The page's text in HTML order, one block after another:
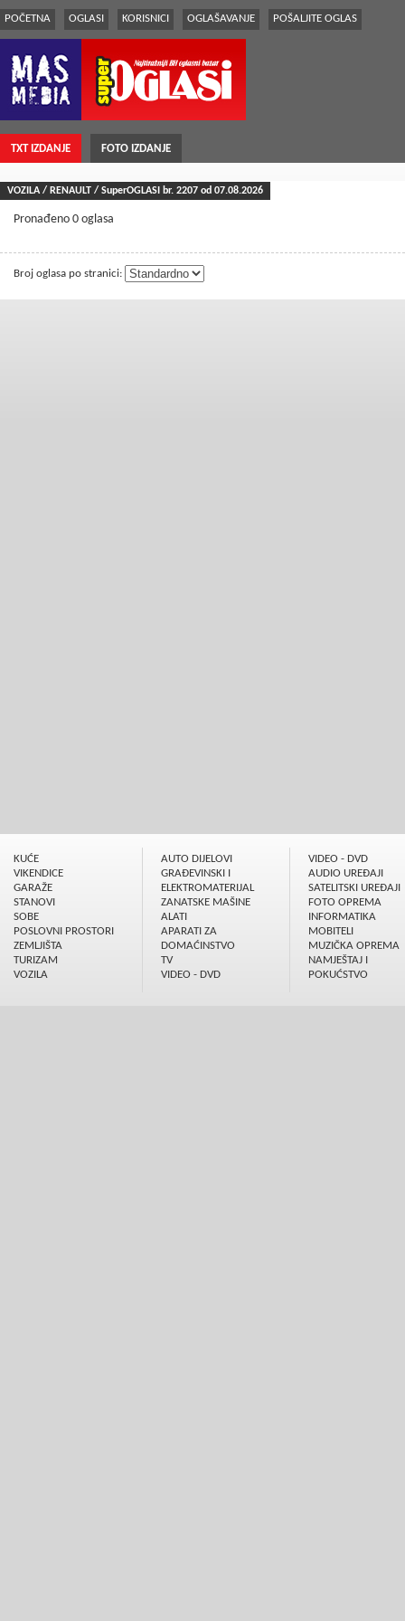
POČETNA OGLASI KORISNICI OGLAŠAVANJE POŠALJITE OGLAS
TXT IZDANJE FOTO IZDANJE
VOZILA / RENAULT / SuperOGLASI br. 2207 od 07.08.2026
Pronađeno 0 oglasa
Broj oglasa po stranici:
KUĆE
VIKENDICE
GARAŽE
STANOVI
SOBE
POSLOVNI PROSTORI
ZEMLJIŠTA
TURIZAM
VOZILA
AUTO DIJELOVI
GRAÐEVINSKI I
ELEKTROMATERIJAL
ZANATSKE MAŠINE
ALATI
APARATI ZA
DOMAĆINSTVO
TV
VIDEO - DVD
VIDEO - DVD
AUDIO UREÐAJI
SATELITSKI UREÐAJI
FOTO OPREMA
INFORMATIKA
MOBITELI
MUZIČKA OPREMA
NAMJEŠTAJ I
POKUĆSTVO